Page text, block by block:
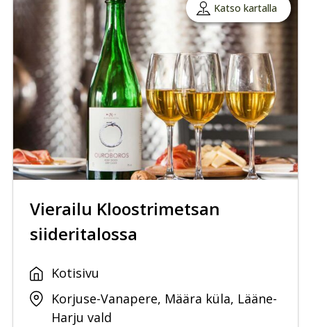
Katso kartalla
Vierailu Kloostrimetsan
siideritalossa
Kotisivu
Korjuse-Vanapere, Määra küla, Lääne-
Harju vald